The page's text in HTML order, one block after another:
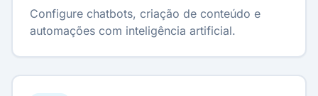
Configure chatbots, criação de conteúdo e
automações com inteligência artificial.